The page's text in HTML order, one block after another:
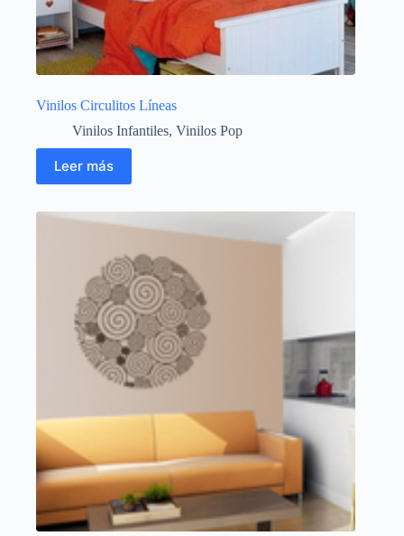
Vinilos Circulitos Líneas
Vinilos Infantiles, Vinilos Pop
Leer más